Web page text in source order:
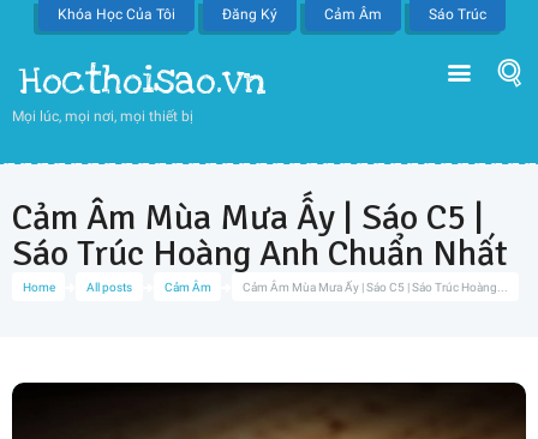
Khóa Học Của Tôi Đăng Ký Cảm Âm Sáo Trúc
Hocthoisao.vn
Mọi lúc, mọi nơi, mọi thiết bị
Home All posts Cảm Âm Cảm Âm Mùa Mưa Ấy | Sáo C5 | Sáo Trúc Hoàng...
Cảm Âm Mùa Mưa Ấy | Sáo C5 |
Sáo Trúc Hoàng Anh Chuẩn Nhất